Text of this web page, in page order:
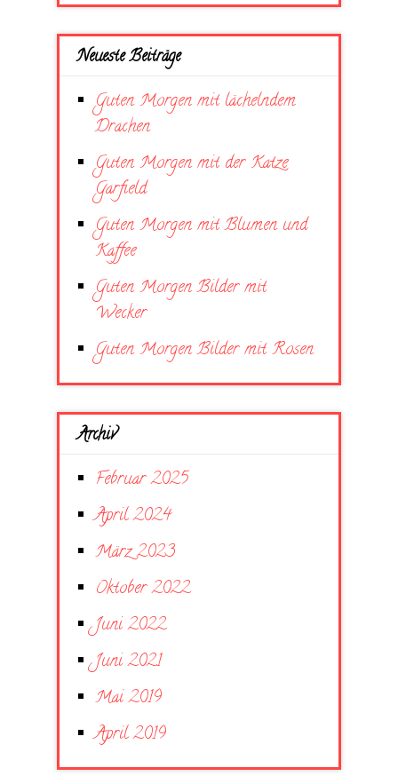
Neueste Beiträge
Guten Morgen mit lächelndem
Drachen
Guten Morgen mit der Katze
Garfield
Guten Morgen mit Blumen und
Kaffee
Guten Morgen Bilder mit
Wecker
Guten Morgen Bilder mit Rosen
Archiv
Februar 2025
April 2024
März 2023
Oktober 2022
Juni 2022
Juni 2021
Mai 2019
April 2019